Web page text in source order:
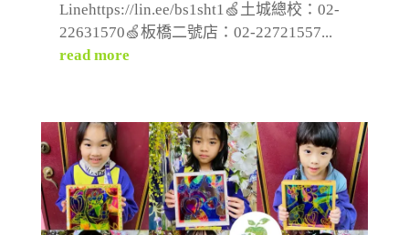
Linehttps://lin.ee/bs1sht1🍏土城總校：02-
22631570🍏板橋二號店：02-22721557...
read more